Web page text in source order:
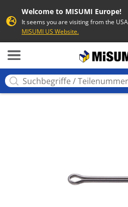
Welcome to MISUMI Europe!
It seems you are visiting from the
MISUMI US Website.